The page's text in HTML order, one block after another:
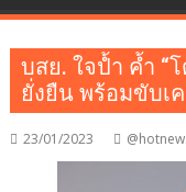
บสย. ใจป้ำ ค้ำ “
ยั่งยืน พร้อมขับเ
23/01/2023